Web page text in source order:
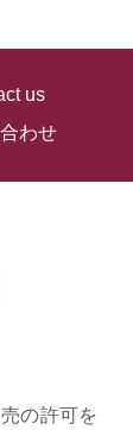
us
わせ
の許可を